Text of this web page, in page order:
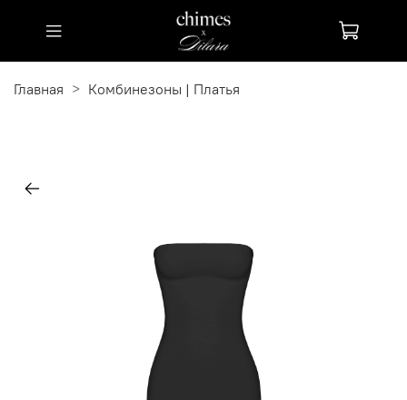
Главная Комбинезоны | Платья